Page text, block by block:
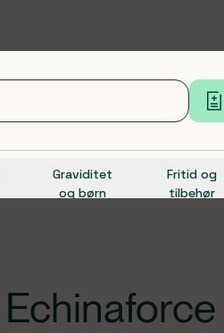
Graviditet
og børn
Fritid og
tilbehør
Echinaforce